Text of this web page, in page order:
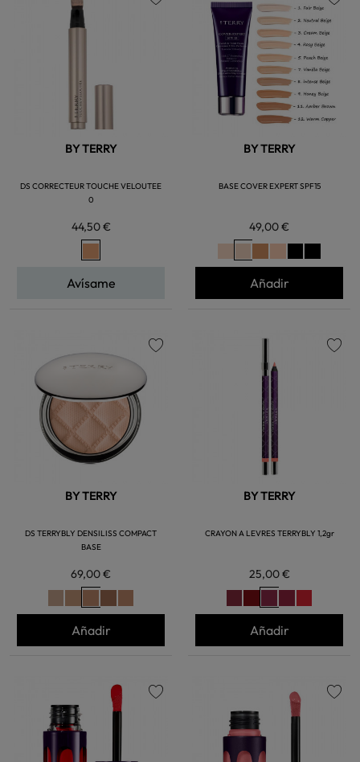
BY TERRY
DS CORRECTEUR TOUCHE VELOUTEE
0
44,50 €
Avísame
BY TERRY
BASE COVER EXPERT SPF15
49,00 €
favorite
Añadir
BY TERRY
DS TERRYBLY DENSILISS COMPACT
BASE
69,00 €
Añadir
BY TERRY
CRAYON A LEVRES TERRYBLY 1,2gr
25,00 €
Añadir